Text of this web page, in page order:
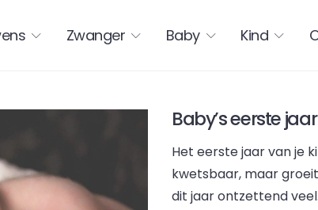
Zwanger Baby Kind
Baby’s eerste
Het eerste jaar van je
kwetsbaar, maar
dit jaar ontzettend